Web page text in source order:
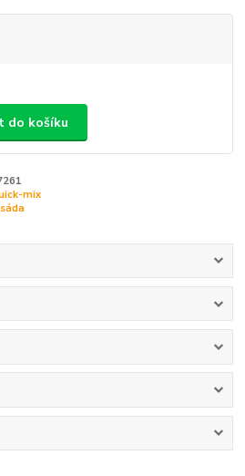
do košíku
mix